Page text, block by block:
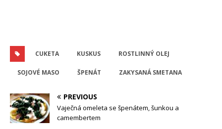
CUKETA KUSKUS ROSTLINNÝ OLEJ
SOJOVÉ MASO ŠPENÁT ZAKYSANÁ SMETANA
PREVIOUS
Vaječná omeleta se špenátem, šunkou a
camembertem